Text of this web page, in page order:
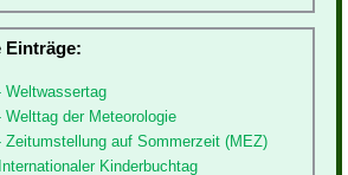
Einträge:
Weltwassertag
Welttag der Meteorologie
Zeitumstellung auf Sommerzeit (MEZ)
Kinderbuchtag